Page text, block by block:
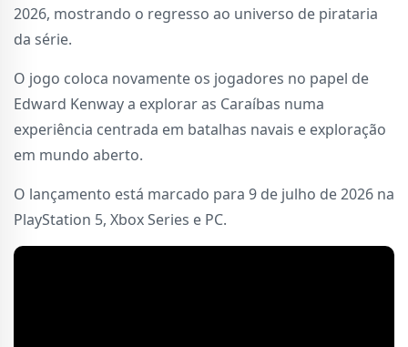
2026, mostrando o regresso ao universo de pirataria
da série.
O jogo coloca novamente os jogadores no papel de
Edward Kenway a explorar as Caraíbas numa
experiência centrada em batalhas navais e exploração
em mundo aberto.
O lançamento está marcado para 9 de julho de 2026 na
PlayStation 5, Xbox Series e PC.